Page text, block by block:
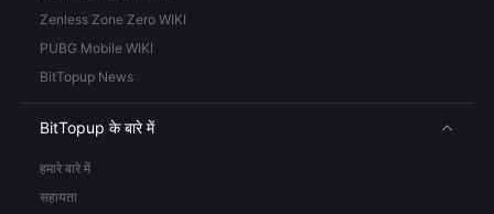
Zenless Zone Zero WIKI
PUBG Mobile WIKI
BitTopup News
BitTopup के बारे में
हमारे बारे में
सहायता